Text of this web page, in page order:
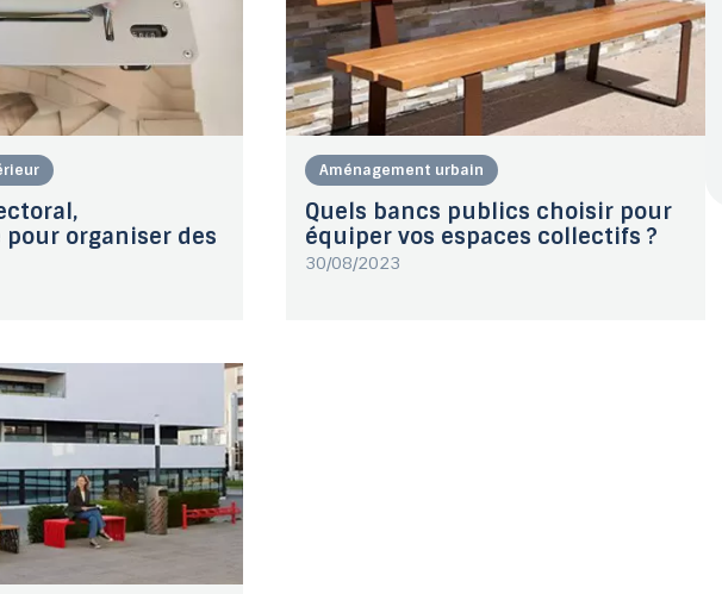
Banc Plastique extérieur
Poubelle de tri sélectif
pliantes
Sol amortissant
organiser des
Aménagement urbain
Quels bancs publics choisir pour
équiper vos espaces collectifs ?
30/08/2023